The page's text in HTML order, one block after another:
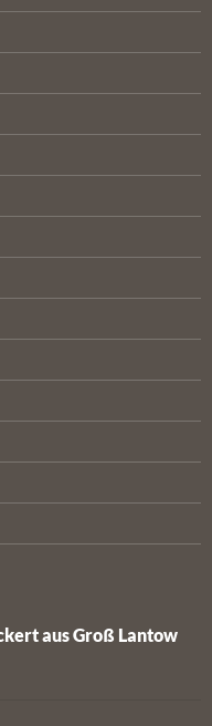
aus Groß Lantow